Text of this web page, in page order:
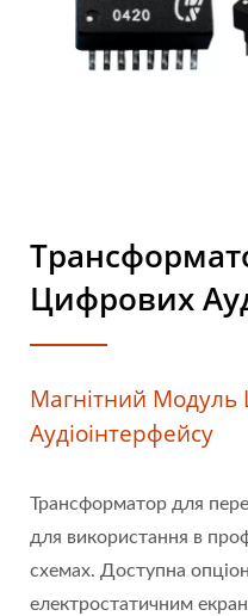
Цифрових
Магнітний Модуль
Аудіоінтерфейсу
Трансформатор для
для використання в
схемах. Доступна
електростатичним